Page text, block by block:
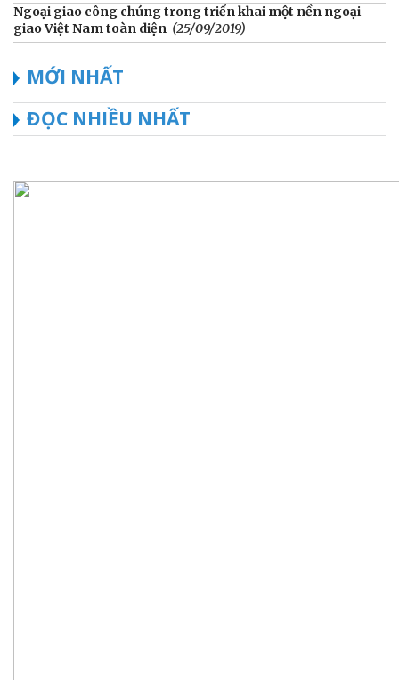
Ngoại giao công chúng trong triển khai một nền ngoại
giao Việt Nam toàn diện (25/09/2019)
MỚI NHẤT
ĐỌC NHIỀU NHẤT